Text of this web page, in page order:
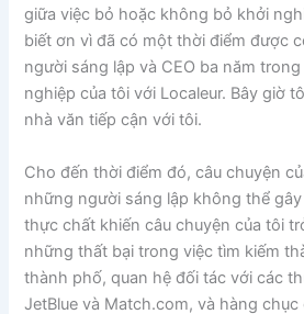
giữa việc bỏ hoặc không bỏ khởi
biết ơn vì đã có một thời điểm được
người sáng lập và CEO ba năm
nghiệp của tôi với Localeur. Bây giờ
nhà văn tiếp cận với tôi.
Cho đến thời điểm đó, câu chuyện
những người sáng lập không thể
thực chất khiến câu chuyện của tôi
những thất bại trong việc tìm kiếm
thành phố, quan hệ đối tác với các
JetBlue và Match.com, và hàng